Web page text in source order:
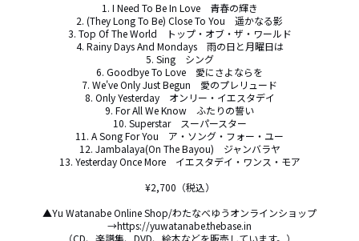
1. I Need To Be In Love　青春の輝き
2. (They Long To Be) Close To You　遥かなる影
3. Top Of The World　トップ・オブ・ザ・ワールド
4. Rainy Days And Mondays　雨の日と月曜日は
5. Sing　シング
6. Goodbye To Love　愛にさよならを
7. We've Only Just Begun　愛のプレリュード
8. Only Yesterday　オンリー・イエスタデイ
9. For All We Know　ふたりの誓い
10. Superstar　スーパースター
11. A Song For You　ア・ソング・フォー・ユー
12. Jambalaya(On The Bayou)　ジャンバラヤ
13. Yesterday Once More　イエスタデイ・ワンス・モア
¥2,700（税込）
▲Yu Watanabe Online Shop/わたなべゆうオンラインショップ
→https://yuwatanabe.thebase.in
（CD、楽譜集、DVD、絵本などを販売しています。）